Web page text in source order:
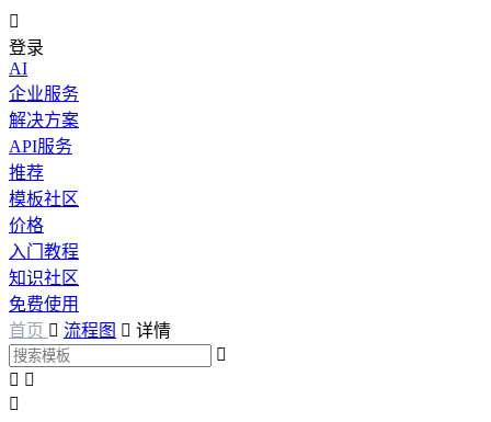

登录
AI
企业服务
解决方案
API服务
推荐
模板社区
价格
入门教程
知识社区
免费使用
首页  流程图  详情

 
